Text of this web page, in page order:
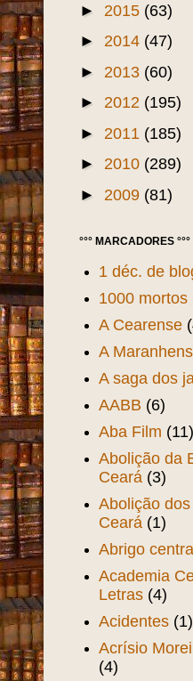
► 2015 (63)
► 2014 (47)
► 2013 (60)
► 2012 (195)
► 2011 (185)
► 2010 (289)
► 2009 (81)
°°° MARCADORES °°°
1 déc. de
1000 mortos
A Cearense
A
A saga dos
AABB (6)
Aba Film (11)
Abolição da
Ceará (3)
Abolição
Ceará (1)
Abrigo
Academia
Letras (4)
Acidentes (1)
Acrísio
(4)